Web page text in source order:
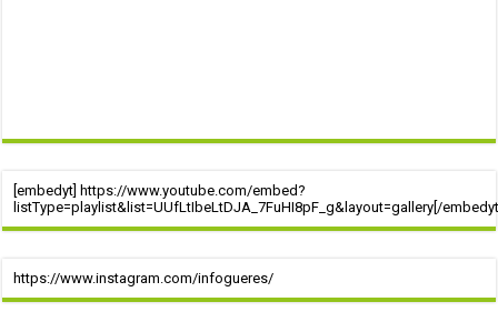
[embedyt] https://www.youtube.com/embed?
listType=playlist&list=UUfLtIbeLtDJA_7FuHI8pF_g&layout=gallery[/
https://www.instagram.com/infogueres/